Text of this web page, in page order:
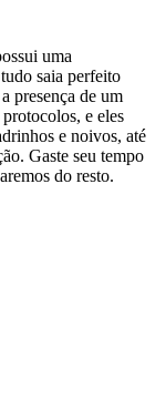
uma
saia perfeito
presença de um
e eles
e noivos, até
Gaste seu tempo
do resto.